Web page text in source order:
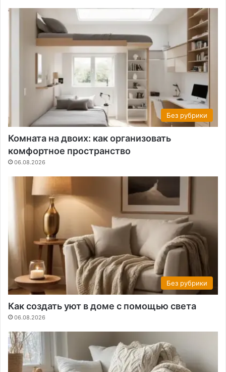
Без рубрики
Комната на двоих: как организовать
комфортное пространство
06.08.2026
Без рубрики
Как создать уют в доме с помощью света
06.08.2026